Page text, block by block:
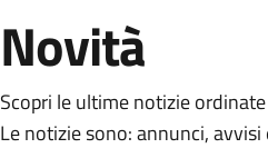
Novità
Scopri le ultime notizie
Le notizie sono: annunci,